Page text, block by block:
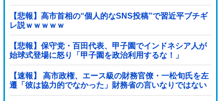
【悲報】高市首相の“個人的なSNS投稿”で習近平ブチギ
レ説ｗｗｗｗｗ
【悲報】保守党・百田代表、甲子園でインドネシア人が
始球式登場に怒り「甲子園を政治利用するな！」
【速報】 高市政権、エース級の財務官僚・一松旬氏を左
遷「彼は協力的でなかった」財務省の言いなりではない
ことが判明